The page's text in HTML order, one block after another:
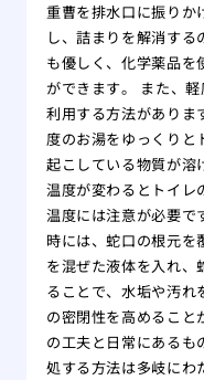
重曹を排水口に振りか
し、詰まりを解消す
も優しく、化学薬品を
ができます。 また、
利用する方法がありま
度のお湯をゆっくりと
起こしている物質が溶
温度が変わるとトイレ
温度には注意が必要で
時には、蛇口の根元を
を混ぜた液体を入れ、
ることで、水垢や汚れ
の密閉性を高めること
の工夫と日常にあるも
処する方法は多岐にわ